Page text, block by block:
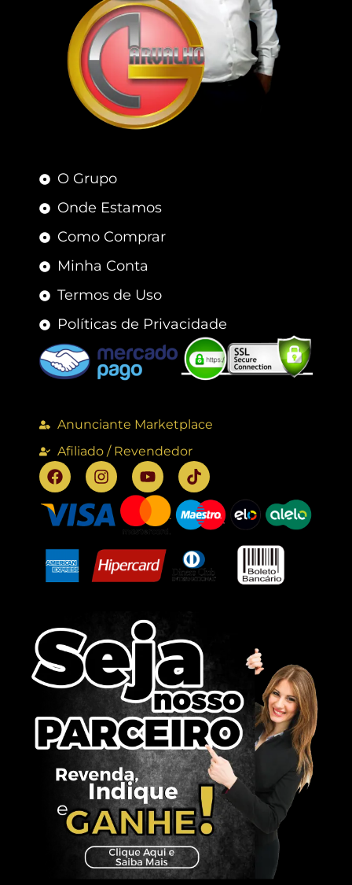
O Grupo
Onde Estamos
Como Comprar
Minha Conta
Termos de Uso
Políticas de Privacidade
Anunciante Marketplace
Afiliado / Revendedor